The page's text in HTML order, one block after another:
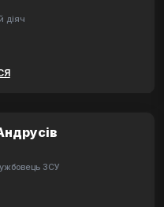
діяч
ЗСУ